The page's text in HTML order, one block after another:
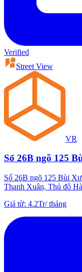
Verified
Street View
VR
Số 26B ngõ 125
Số 26B ngõ 125 Bùi
Thanh Xuân, Thủ đô
Giá từ: 4.2Tr/tháng